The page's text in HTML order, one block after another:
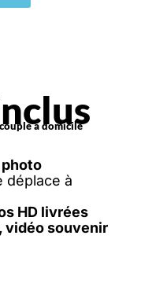
à domicile
déplace à
HD livrées
vidéo souvenir